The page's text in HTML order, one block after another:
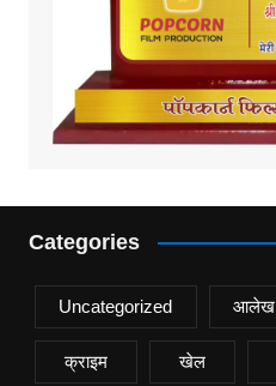
Categories
Uncategorized आलेख
क्राइम खेल